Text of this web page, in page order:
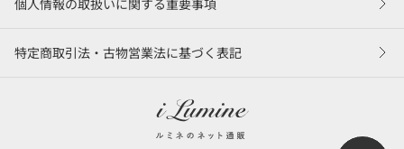
特定商取引法・古物営業法に基づく表記